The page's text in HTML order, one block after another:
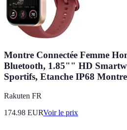
Montre Connectée Femme
Bluetooth, 1.85"" HD
Sportifs, Etanche IP68 Montre
Rakuten FR
174.98 EURVoir le prix